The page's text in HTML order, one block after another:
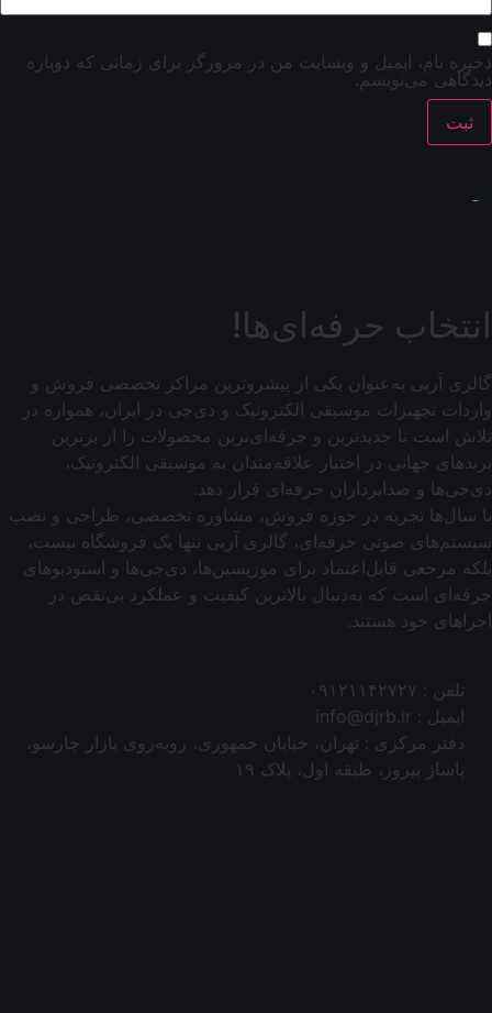
ذخیره نام، ایمیل و وبسایت من در مرورگر برای زمانی که دوباره
دیدگاهی می‌نویسم.
انتخاب حرفه‌ای‌ها!
گالری آربی به‌عنوان یکی از پیشروترین مراکز تخصصی فروش و
واردات تجهیزات موسیقی الکترونیک و دی‌جی در ایران، همواره در
تلاش است تا جدیدترین و حرفه‌ای‌ترین محصولات را از برترین
برندهای جهانی در اختیار علاقه‌مندان به موسیقی الکترونیک،
دی‌جی‌ها و صدابرداران حرفه‌ای قرار دهد.
با سال‌ها تجربه در حوزه فروش، مشاوره تخصصی، طراحی و نصب
سیستم‌های صوتی حرفه‌ای، گالری آربی تنها یک فروشگاه نیست،
بلکه مرجعی قابل‌اعتماد برای موزیسین‌ها، دی‌جی‌ها و استودیوهای
حرفه‌ای است که به‌دنبال بالاترین کیفیت و عملکرد بی‌نقص در
اجراهای خود هستند.
تلفن : ۰۹۱۲۱۱۴۲۷۲۷
ایمیل : info@djrb.ir
دفتر مرکزی : تهران، خیابان جمهوری، روبه‌روی بازار چارسو،
پاساژ پیروز، طبقه اول، پلاک ۱۹